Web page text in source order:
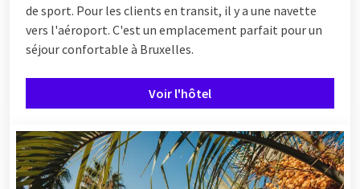
de sport. Pour les clients en transit, il y a une navette
vers l'aéroport. C'est un emplacement parfait pour un
séjour confortable à Bruxelles.
Voir l'hôtel